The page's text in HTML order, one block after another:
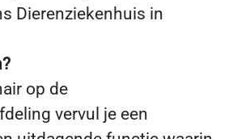
Dierenziekenhuis in
op de
vervul je een